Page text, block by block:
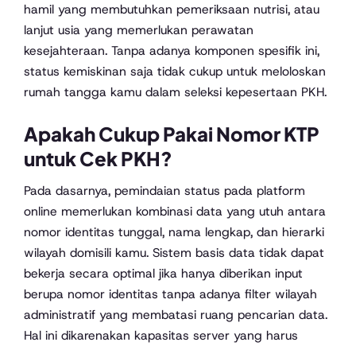
hamil yang membutuhkan pemeriksaan nutrisi, atau
lanjut usia yang memerlukan perawatan
kesejahteraan. Tanpa adanya komponen spesifik ini,
status kemiskinan saja tidak cukup untuk meloloskan
rumah tangga kamu dalam seleksi kepesertaan PKH.
Apakah Cukup Pakai Nomor KTP
untuk Cek PKH?
Pada dasarnya, pemindaian status pada platform
online memerlukan kombinasi data yang utuh antara
nomor identitas tunggal, nama lengkap, dan hierarki
wilayah domisili kamu. Sistem basis data tidak dapat
bekerja secara optimal jika hanya diberikan input
berupa nomor identitas tanpa adanya filter wilayah
administratif yang membatasi ruang pencarian data.
Hal ini dikarenakan kapasitas server yang harus